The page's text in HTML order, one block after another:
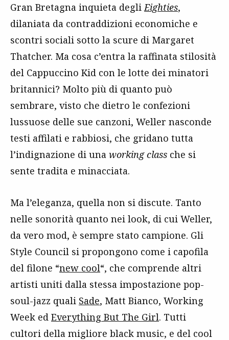
Gran Bretagna inquieta degli Eighties,
dilaniata da contraddizioni economiche e
scontri sociali sotto la scure di Margaret
Thatcher. Ma cosa c’entra la raffinata stilosità
del Cappuccino Kid con le lotte dei minatori
britannici? Molto più di quanto può
sembrare, visto che dietro le confezioni
lussuose delle sue canzoni, Weller nasconde
testi affilati e rabbiosi, che gridano tutta
l’indignazione di una working class che si
sente tradita e minacciata.
Ma l’eleganza, quella non si discute. Tanto
nelle sonorità quanto nei look, di cui Weller,
da vero mod, è sempre stato campione. Gli
Style Council si propongono come i capofila
del filone “new cool“, che comprende altri
artisti uniti dalla stessa impostazione pop-
soul-jazz quali Sade, Matt Bianco, Working
Week ed Everything But The Girl. Tutti
cultori della migliore black music, e del cool